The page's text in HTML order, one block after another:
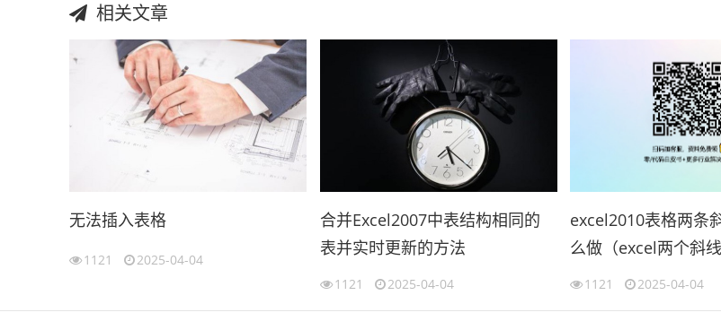
相关文章
无法插入表格
1121 2025-04-04
合并Excel2007中表结构相同的
表并实时更新的方法
（2007excel合并工作表）
1121 2025-04-04
excel2010表格两条
么做（excel两个斜
做）
1121 2025-04-04